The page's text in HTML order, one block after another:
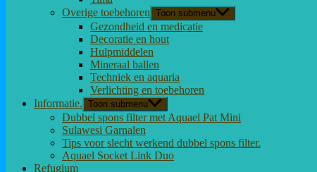
Overige toebehoren Toon submenu
Gezondheid en medicatie
Decoratie en hout
Hulpmiddelen
Mineraal ballen
Techniek en aquaria
Verlichting en toebehoren
Informatie. Toon submenu
Dubbel spons filter met Aquael Pat Mini
Sulawesi Garnalen
Tips voor slecht werkend dubbel spons filter.
Aquael Socket Link Duo
Refugium